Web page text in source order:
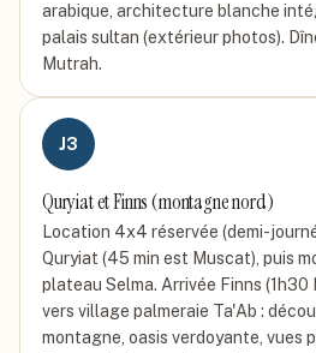
arabique, architecture blanche
palais sultan (extérieur photos).
Mutrah.
J3
Quryiat et Finns (montagne nord)
Location 4x4 réservée (demi-
Quryiat (45 min est Muscat), puis
plateau Selma. Arrivée Finns (1h30
vers village palmeraie Ta'Ab :
montagne, oasis verdoyante, vues